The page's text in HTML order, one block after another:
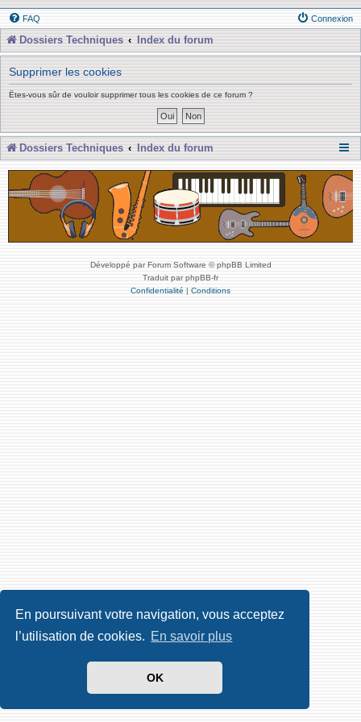
En poursuivant votre navigation, vous acceptez
l’utilisation de cookies. En savoir plus
OK
FAQ Connexion
Dossiers Techniques Index du forum
Supprimer les cookies
Êtes-vous sûr de vouloir supprimer tous les cookies de ce forum ?
Dossiers Techniques Index du forum
Développé par Forum Software © phpBB Limited
Traduit par phpBB-fr
Confidentialité | Conditions